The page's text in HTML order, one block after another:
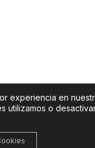
experiencia en
utilizamos o